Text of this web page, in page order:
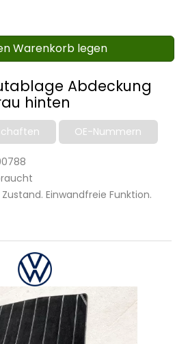
Abdeckung
hinten
OE-Nummern
Einwandfreie Funktion.
Warenkorb legen